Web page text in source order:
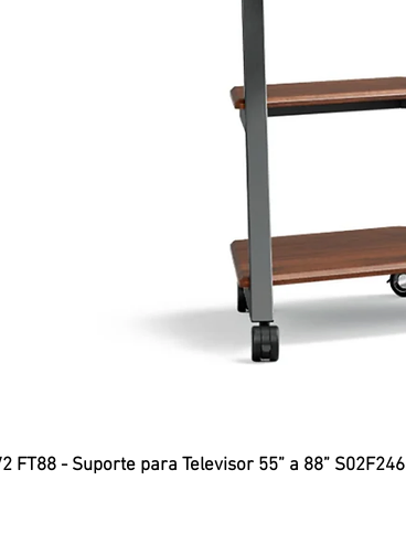
FT88 - Suporte para Televisor 55” a 88” S02F246